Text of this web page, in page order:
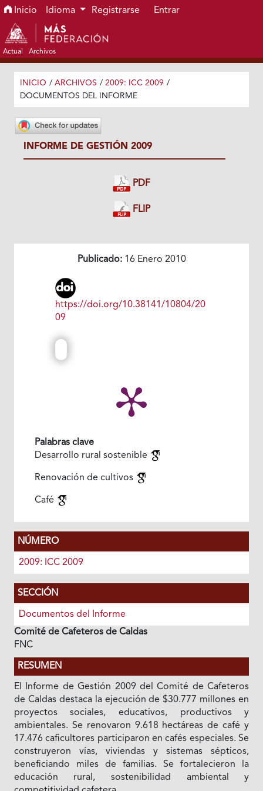
Ir al menú de navegación principal
Ir al contenido principal
Ir al pie de página del sitio
Inicio Idioma Registrarse Entrar
Actual Archivos
INICIO / ARCHIVOS / 2009: ICC 2009 /
DOCUMENTOS DEL INFORME
INFORME DE GESTIÓN 2009
PDF
FLIP
Publicado:16 Enero 2010
https://doi.org/10.38141/10804/20
09
Palabras clave
Desarrollo rural sostenible
Renovación de cultivos
Café
NÚMERO
2009: ICC 2009
SECCIÓN
Documentos del Informe
Comité de Cafeteros de Caldas
FNC
RESUMEN
El Informe de Gestión 2009 del Comité de Cafeteros
de Caldas destaca la ejecución de $30.777 millones en
proyectos sociales, educativos, productivos y
ambientales. Se renovaron 9.618 hectáreas de café y
17.476 caficultores participaron en cafés especiales. Se
construyeron vías, viviendas y sistemas sépticos,
beneficiando miles de familias. Se fortalecieron la
educación rural, sostenibilidad ambiental y